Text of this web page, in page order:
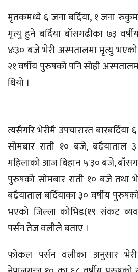
मृतकमध्ये ६ जना बर्दिया, १ जना
मृत्यु हुने बर्दिया बाँसगढीका ७३
४ः३० बजे भेरी अस्पतालमा मृत्यु
२१ वर्षीय पुरुषको पनि सोही
थियो ।
त्यसैगरि भेरीमै उपचारारत बारबर्दिया
सोमबार राती १० बजे, बढैयाताल ३
महिलाको आज बिहान ५ः३० बजे,
पुरुषको सोमबार राती १० बजे तथा
बढैयाताल बर्दियाका ३० वर्षीय
भएको जिल्ला कोभिड(१९ संकट
पर्सन तेज वलीले बताए ।
फोकल पर्सन वलीका अनुसार